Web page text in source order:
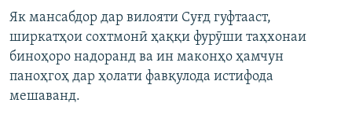
Як мансабдор дар вилояти Суғд гуфтааст,
ширкатҳои сохтмонӣ ҳаққи фурӯши таҳхонаи
биноҳоро надоранд ва ин маконҳо ҳамчун
паноҳгоҳ дар ҳолати фавқулода истифода
мешаванд.